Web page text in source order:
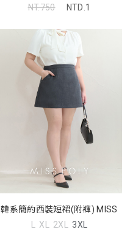
NT.750
NTD.1
韓系簡約西裝短裙(附褲) MISS
L XL 2XL 3XL